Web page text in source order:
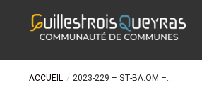
ACCUEIL / 2023-229 – ST-BA.OM –...